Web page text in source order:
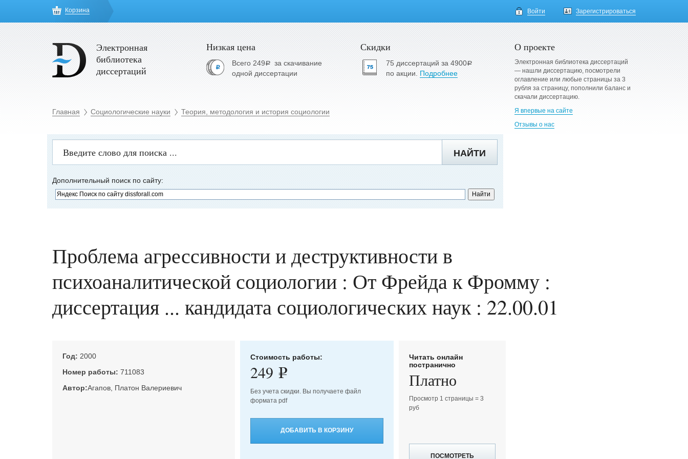
Корзина Войти Зарегистрироваться
Электронная
библиотека
диссертаций
Низкая цена
Всего 249a за скачивание
одной диссертации
Скидки
75 диссертаций за 4900a
по акции. Подробнее
Главная Социологические науки Теория, методология и история социологии
О проекте
Электронная библиотека диссертаций
— нашли диссертацию, посмотрели
оглавление или любые страницы за 3
рубля за страницу, пополнили баланс и
скачали диссертацию.
Я впервые на сайте
Отзывы о нас
НАЙТИ
Дополнительный поиск по сайту:
Проблема агрессивности и деструктивности в
психоаналитической социологии : От Фрейда к Фромму :
диссертация ... кандидата социологических наук : 22.00.01
Год: 2000
Номер работы: 711083
Автор:Агапов, Платон Валериевич
Стоимость работы:
249 e
Без учета скидки. Вы получаете файл
формата pdf
ДОБАВИТЬ В КОРЗИНУ
Читать онлайн
постранично
Платно
Просмотр 1 страницы = 3
руб
ПОСМОТРЕТЬ